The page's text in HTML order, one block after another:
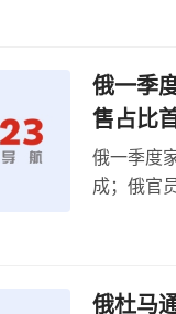
俄一季
售占比
俄一季度
成；俄官
俄杜马